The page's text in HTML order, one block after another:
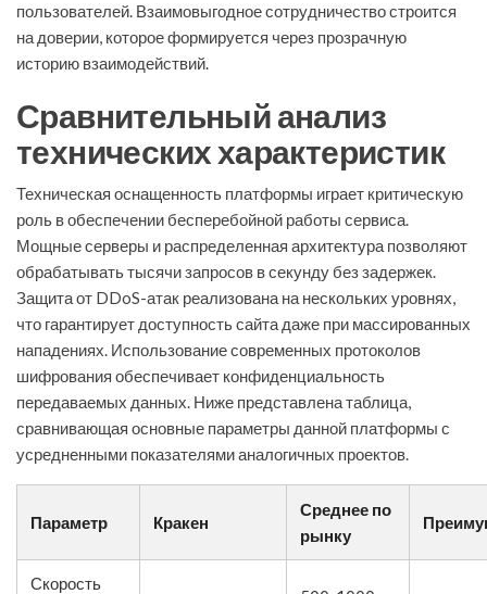
пользователей. Взаимовыгодное сотрудничество строится
на доверии, которое формируется через прозрачную
историю взаимодействий.
Сравнительный анализ
технических характеристик
Техническая оснащенность платформы играет критическую
роль в обеспечении бесперебойной работы сервиса.
Мощные серверы и распределенная архитектура позволяют
обрабатывать тысячи запросов в секунду без задержек.
Защита от DDoS-атак реализована на нескольких уровнях,
что гарантирует доступность сайта даже при массированных
нападениях. Использование современных протоколов
шифрования обеспечивает конфиденциальность
передаваемых данных. Ниже представлена таблица,
сравнивающая основные параметры данной платформы с
усредненными показателями аналогичных проектов.
Параметр Кракен
Среднее по
рынку
Скорость